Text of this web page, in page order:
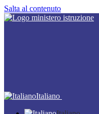
Salta al contenuto
Italiano